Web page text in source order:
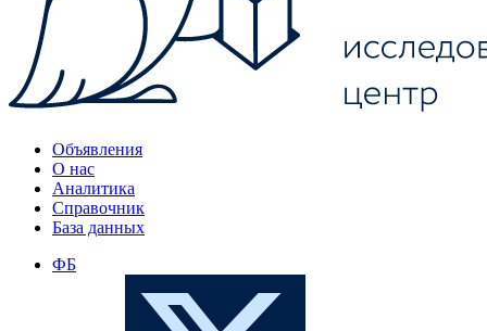
Объявления
О нас
Аналитика
Справочник
База данных
ФБ